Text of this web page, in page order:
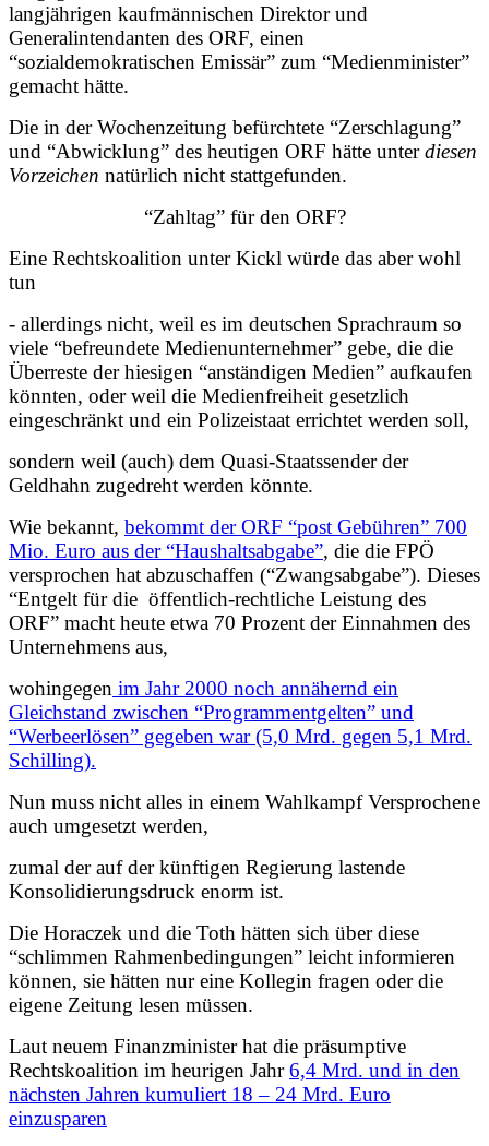
langjährigen kaufmännischen Direktor und
Generalintendanten des ORF, einen
“sozialdemokratischen Emissär” zum “Medienminister”
gemacht hätte.
Die in der Wochenzeitung befürchtete “Zerschlagung”
und “Abwicklung” des heutigen ORF hätte unterdiesen
Vorzeichen natürlich nicht stattgefunden.
“Zahltag” für den ORF?
Eine Rechtskoalition unter Kickl würde das aber wohl
tun
- allerdings nicht, weil es im deutschen Sprachraum so
viele “befreundete Medienunternehmer” gebe, die die
Überreste der hiesigen “anständigen Medien” aufkaufen
könnten, oder weil die Medienfreiheit gesetzlich
eingeschränkt und ein Polizeistaat errichtet werden soll,
sondern weil (auch) dem Quasi-Staatssender der
Geldhahn zugedreht werden könnte.
Wie bekannt, bekommt der ORF “post Gebühren” 700
Mio. Euro aus der “Haushaltsabgabe”, die die FPÖ
versprochen hat abzuschaffen (“Zwangsabgabe”). Dieses
“Entgelt für die öffentlich-rechtliche Leistung des
ORF” macht heute etwa 70 Prozent der Einnahmen des
Unternehmens aus,
wohingegen im Jahr 2000 noch annähernd ein
Gleichstand zwischen “Programmentgelten” und
“Werbeerlösen” gegeben war (5,0 Mrd. gegen 5,1 Mrd.
Schilling).
Nun muss nicht alles in einem Wahlkampf Versprochene
auch umgesetzt werden,
zumal der auf der künftigen Regierung lastende
Konsolidierungsdruck enorm ist.
Die Horaczek und die Toth hätten sich über diese
“schlimmen Rahmenbedingungen” leicht informieren
können, sie hätten nur eine Kollegin fragen oder die
eigene Zeitung lesen müssen.
Laut neuem Finanzminister hat die präsumptive
Rechtskoalition im heurigen Jahr6,4 Mrd. und in den
nächsten Jahren kumuliert 18 – 24 Mrd. Euro
einzusparen